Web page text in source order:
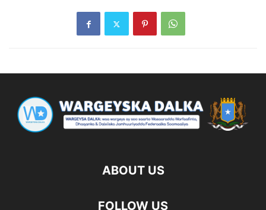
ABOUT US
FOLLOW US